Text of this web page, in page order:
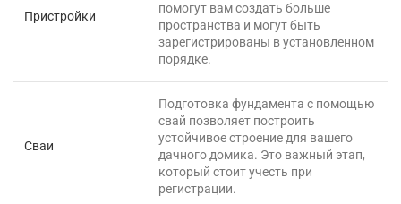
Пристройки
помогут вам создать больше
пространства и могут быть
зарегистрированы в установленном
порядке.
Сваи
Подготовка фундамента с помощью
свай позволяет построить
устойчивое строение для вашего
дачного домика. Это важный этап,
который стоит учесть при
регистрации.